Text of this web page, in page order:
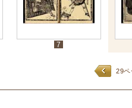
7
29ペ